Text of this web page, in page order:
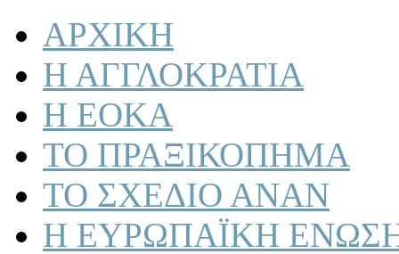
ΑΡΧΙΚΗ
Η ΑΓΓΛΟΚΡΑΤΙΑ
Η ΕΟΚΑ
ΤΟ ΠΡΑΞΙΚΟΠΗΜΑ
ΤΟ ΣΧΕΔΙΟ ΑΝΑΝ
Η ΕΥΡΩΠΑΪΚΗ